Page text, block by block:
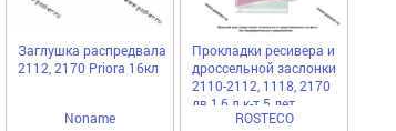
Заглушка распредвала
2112, 2170 Priora 16кл
Noname
Прокладки ресивера и
дроссельной заслонки
2110-2112, 1118, 2170
дв 1,6 л к-т 5 дет
ROSTECOROSTECO